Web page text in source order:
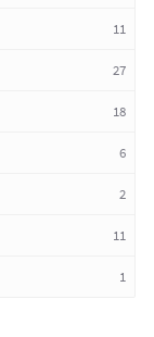
11
27
18
6
2
11
1